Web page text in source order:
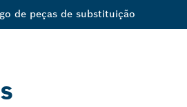
de peças de substituição